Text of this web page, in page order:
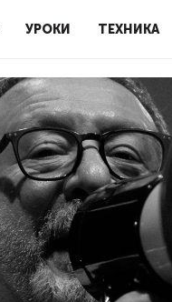
УРОКИ ТЕХНИКА